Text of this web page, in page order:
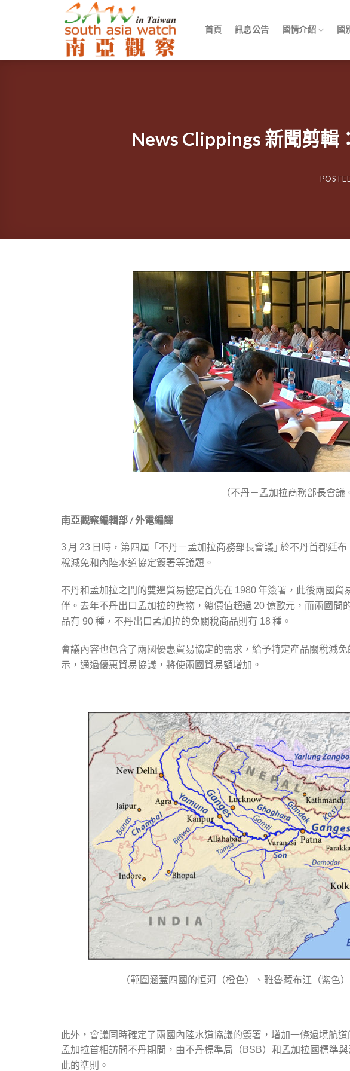
首頁 訊息公告 國情介紹 國
News Clippings 新聞剪輯
（不丹－孟加拉商務部長會議
南亞觀察編輯部 / 外電編譯
3 月 23 日時，第四屆「不丹－孟加拉商務部長會議｣ 於不丹首都廷布
稅減免和內陸水道協定簽署等議題。
不丹和孟加拉之間的雙邊貿易協定首先在 1980年簽署，此後兩國貿
伴。去年不丹出口孟加拉的貨物，總價值超過 20億歐元，而兩國間
品有 90種，不丹出口孟加拉的免關稅商品則有 18 種。
會議內容也包含了兩國優惠貿易協定的需求，給予特定產品關稅減
示，通過優惠貿易協議，將使兩國貿易額增加。
（範圍涵蓋四國的恒河（橙色）、雅魯藏布江（紫色
此外，會議同時確定了兩國內陸水道協議的簽署，增加一條過境航
孟加拉首相訪問不丹期間，由不丹標準局（BSB）和孟加拉國標準
此的準則。